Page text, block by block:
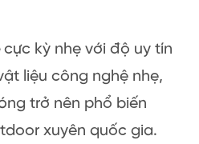
cực kỳ nhẹ với độ uy tín
liệu công nghệ nhẹ,
trở nên phổ biến
xuyên quốc gia.